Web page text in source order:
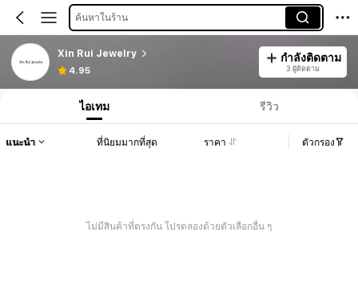
ค้นหาในร้าน
Xin Rui Jewelry
4.95
กำลังติดตาม
3 ผู้ติดตาม
ไอเทม รีวิว
แนะนำ ที่นิยมมากที่สุด ราคา ตัวกรอง
ไม่มีสินค้าที่ตรงกัน โปรดลองด้วยตัวเลือกอื่น ๆ